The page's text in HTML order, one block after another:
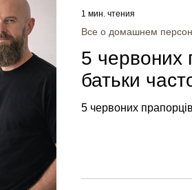
5 червоних
батьки
5 червоних
Все о домашнем
1 мин. чтения